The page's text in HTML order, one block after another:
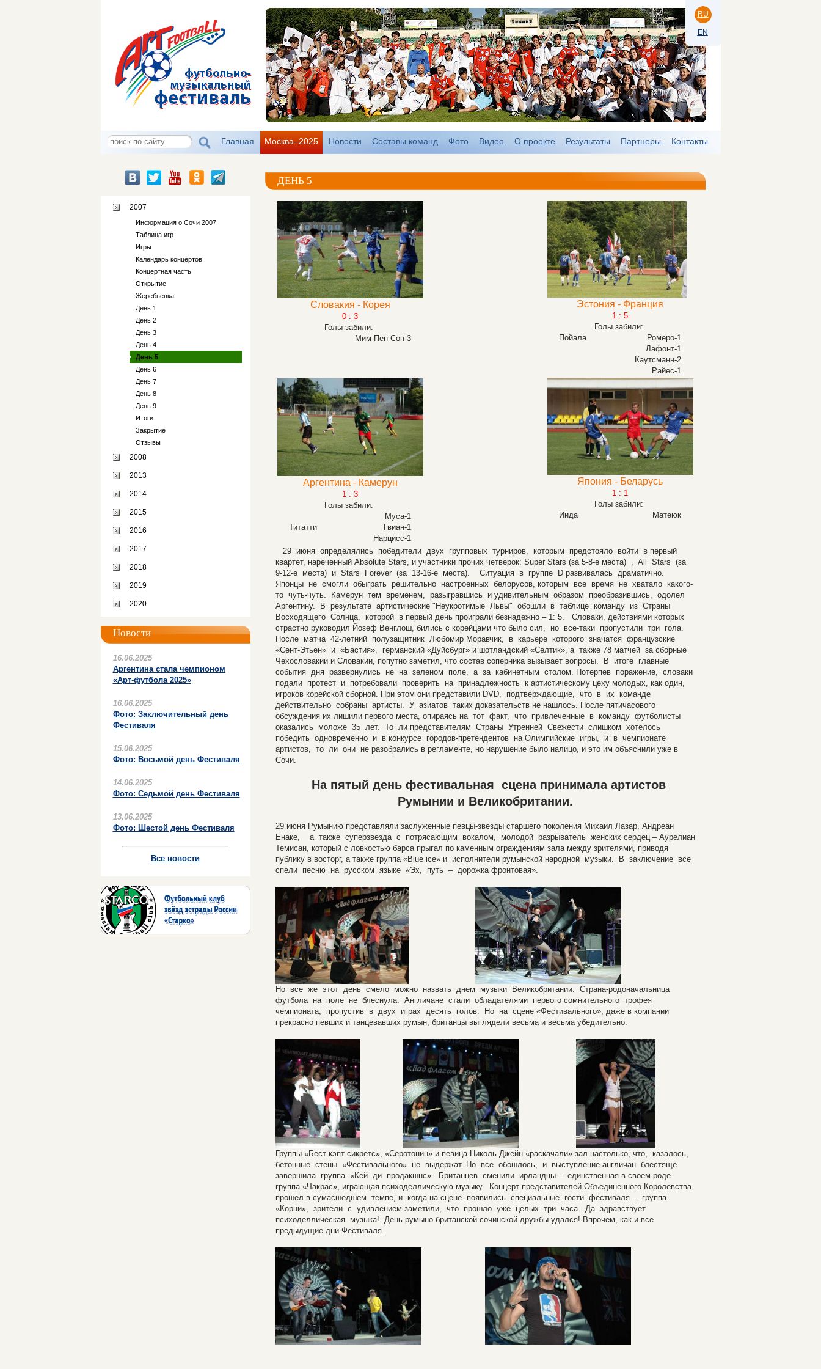
RU
EN
Главная Москва–2025 Новости Составы команд Фото Видео О проекте Результаты Партнеры Контакты
2007
Информация о Сочи 2007
Таблица игр
Игры
Календарь концертов
Концертная часть
Открытие
Жеребьевка
День 1
День 2
День 3
День 4
День 5
День 6
День 7
День 8
День 9
Итоги
Закрытие
Отзывы
2008
2013
2014
2015
2016
2017
2018
2019
2020
Новости
16.06.2025
Аргентина стала чемпионом
«Арт-футбола 2025»
16.06.2025
Фото: Заключительный день
Фестиваля
15.06.2025
Фото: Восьмой день Фестиваля
14.06.2025
Фото: Седьмой день Фестиваля
13.06.2025
Фото: Шестой день Фестиваля
Все новости
ДЕНЬ 5
Словакия - Корея
0 : 3
Голы забили:
Мим Пен Сон-3
Эстония - Франция
1 : 5
Голы забили:
Пойала
Ромеро-1
Лафонт-1
Каутсманн-2
Райес-1
Аргентина - Камерун
1 : 3
Голы забили:
Титатти
Муса-1
Гвиан-1
Нарцисс-1
Япония - Беларусь
1 : 1
Голы забили:
Иида
Матеюк
29 июня определялись победители двух групповых турниров, которым предстояло войти в первый
квартет, нареченный Absolute Stars, и участники прочих четверок: Super Stars (за 5-8-е места) , All Stars (за
9-12-е места) и Stars Forever (за 13-16-е места). Ситуация в группе D развивалась драматично.
Японцы не смогли обыграть решительно настроенных белорусов, которым все время не хватало какого-
то чуть-чуть. Камерун тем временем, разыгравшись и удивительным образом преобразившись, одолел
Аргентину. В результате артистические "Неукротимые Львы" обошли в таблице команду из Страны
Восходящего Солнца, которой в первый день проиграли безнадежно – 1: 5. Словаки, действиями которых
страстно руководил Йозеф Венглош, бились с корейцами что было сил, но все-таки пропустили три гола.
После матча 42-летний полузащитник Любомир Моравчик, в карьере которого значатся французские
«Сент-Этьен» и «Бастия», германский «Дуйсбург» и шотландский «Селтик», а также 78 матчей за сборные
Чехословакии и Словакии, попутно заметил, что состав соперника вызывает вопросы. В итоге главные
события дня развернулись не на зеленом поле, а за кабинетным столом. Потерпев поражение, словаки
подали протест и потребовали проверить на принадлежность к артистическому цеху молодых, как один,
игроков корейской сборной. При этом они представили DVD, подтверждающие, что в их команде
действительно собраны артисты. У азиатов таких доказательств не нашлось. После пятичасового
обсуждения их лишили первого места, опираясь на тот факт, что привлеченные в команду футболисты
оказались моложе 35 лет. То ли представителям Страны Утренней Свежести слишком хотелось
победить одновременно и в конкурсе городов-претендентов на Олимпийские игры, и в чемпионате
артистов, то ли они не разобрались в регламенте, но нарушение было налицо, и это им объяснили уже в
Сочи.
На пятый день фестивальная сцена принимала артистов
Румынии и Великобритании.
29 июня Румынию представляли заслуженные певцы-звезды старшего поколения Михаил Лазар, Андреан
Енаке, а также суперзвезда с потрясающим вокалом, молодой разрыватель женских сердец – Аурелиан
Темисан, который с ловкостью барса прыгал по каменным ограждениям зала между зрителями, приводя
публику в восторг, а также группа «Blue ice» и исполнители румынской народной музыки. В заключение все
спели песню на русском языке «Эх, путь – дорожка фронтовая».
Но все же этот день смело можно назвать днем музыки Великобритании. Страна-родоначальница
футбола на поле не блеснула. Англичане стали обладателями первого сомнительного трофея
чемпионата, пропустив в двух играх десять голов. Но на сцене «Фестивального», даже в компании
прекрасно певших и танцевавших румын, британцы выглядели весьма и весьма убедительно.
Группы «Бест кэпт сикретс», «Серотонин» и певица Николь Джейн «раскачали» зал настолько, что, казалось,
бетонные стены «Фестивального» не выдержат. Но все обошлось, и выступление англичан блестяще
завершила группа «Кей ди продакшнс». Британцев сменили ирландцы – единственная в своем роде
группа «Чакрас», играющая психоделлическую музыку. Концерт представителей Объединенного Королевства
прошел в сумасшедшем темпе, и когда на сцене появились специальные гости фестиваля - группа
«Корни», зрители с удивлением заметили, что прошло уже целых три часа. Да здравствует
психоделлическая музыка! День румыно-британской сочинской дружбы удался! Впрочем, как и все
предыдущие дни Фестиваля.